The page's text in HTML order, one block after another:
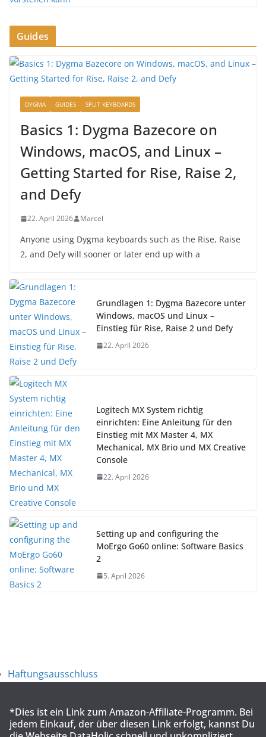
Guides
DYGMA GUIDES SPLIT KEYBOARDS
Basics 1: Dygma Bazecore on
Windows, macOS, and Linux –
Getting Started for Rise, Raise 2,
and Defy
22. April 2026 Marcel
Anyone using Dygma keyboards such as the Rise, Raise
2, and Defy will sooner or later end up with a
Grundlagen 1: Dygma Bazecore unter
Windows, macOS und Linux –
Einstieg für Rise, Raise 2 und Defy
22. April 2026
Logitech MX System richtig
einrichten: Eine Anleitung für den
Einstieg mit MX Master 4, MX
Mechanical, MX Brio und MX Creative
Console
22. April 2026
Setting up and configuring the
MoErgo Go60 online: Software Basics
2
5. April 2026
Haftungsausschluss
*Dies ist ein Link zum Amazon-Affiliate-Programm. Bei
jedem Einkauf, der über diesen Link erfolgt, kannst Du